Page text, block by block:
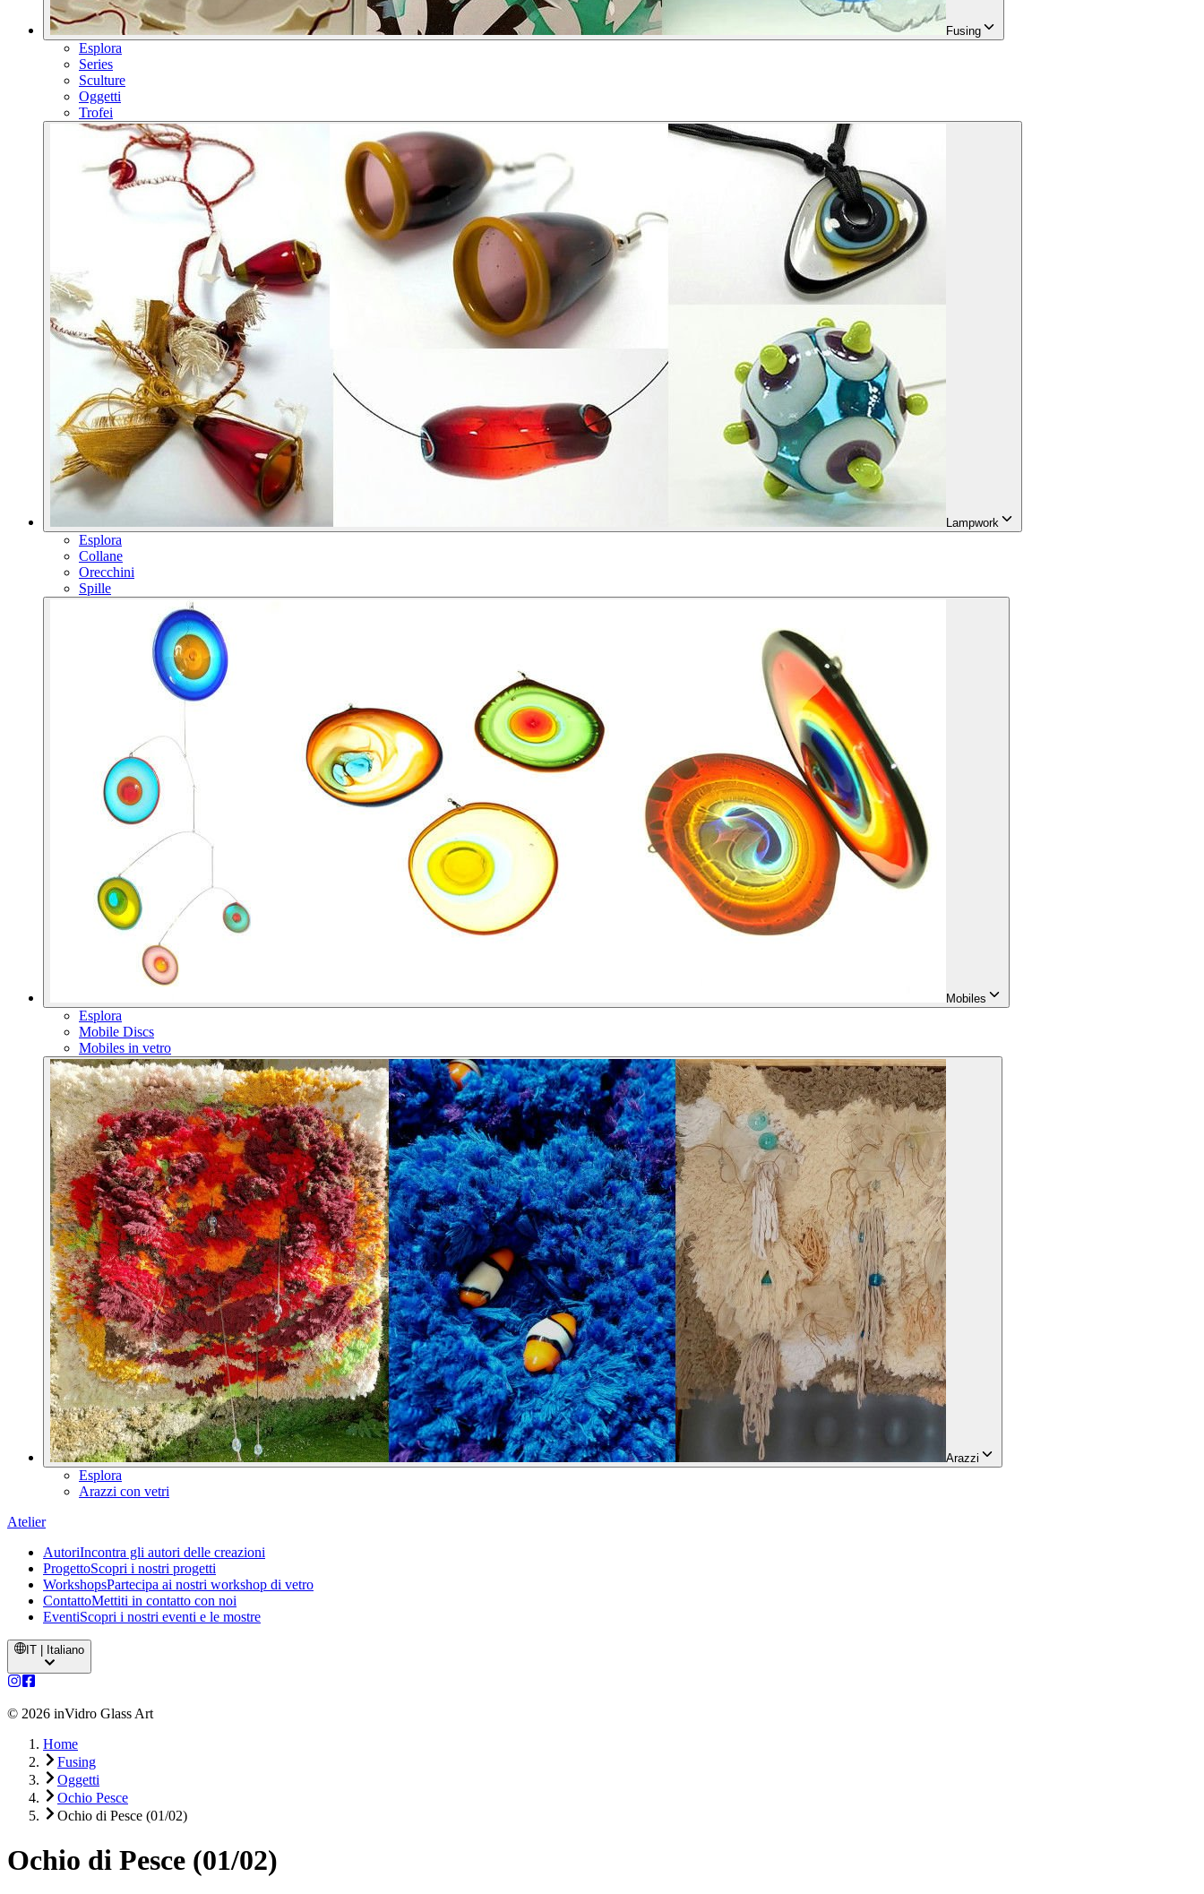
Fusing
Esplora
Series
Sculture
Oggetti
Trofei
Lampwork
Esplora
Collane
Orecchini
Spille
Mobiles
Esplora
Mobile Discs
Mobiles in vetro
Arazzi
Esplora
Arazzi con vetri
Atelier
AutoriIncontra gli autori delle creazioni
ProgettoScopri i nostri progetti
WorkshopsPartecipa ai nostri workshop di vetro
ContattoMettiti in contatto con noi
EventiScopri i nostri eventi e le mostre
IT | Italiano
© 2026 inVidro Glass Art
Home
Fusing
Oggetti
Ochio Pesce
Ochio di Pesce (01/02)
Ochio di Pesce (01/02)